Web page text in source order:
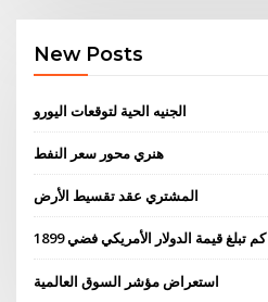
New Posts
الجنيه الحية لتوقعات اليورو
هنري محور سعر النفط
المشتري عقد تقسيط الأرض
كم تبلغ قيمة الدولار الأمريكي فضي 1899
استعراض مؤشر السوق العالمية